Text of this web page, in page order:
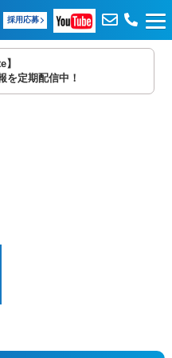
採用応募
を定期配信中！